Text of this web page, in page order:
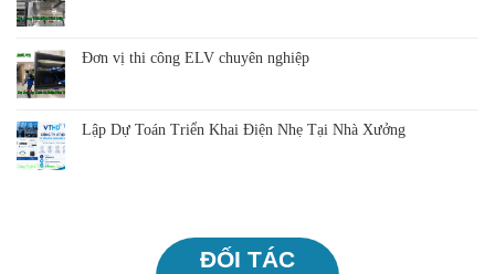
Đơn vị thi công ELV chuyên nghiệp
Lập Dự Toán Triển Khai Điện Nhẹ Tại Nhà Xưởng
ĐỐI TÁC